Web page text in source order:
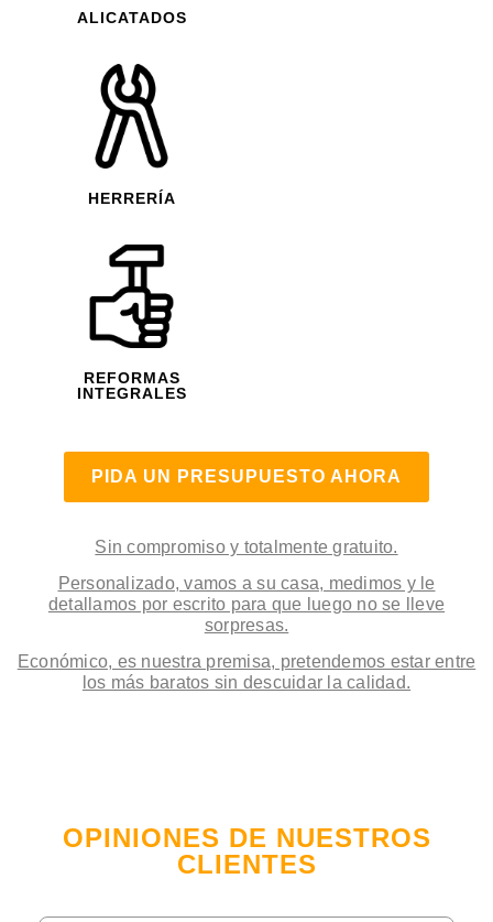
ALICATADOS
HERRERÍA
REFORMAS
INTEGRALES
PIDA UN PRESUPUESTO AHORA
Sin compromiso y totalmente gratuito.
Personalizado, vamos a su casa, medimos y le
detallamos por escrito para que luego no se lleve
sorpresas.
Económico, es nuestra premisa, pretendemos estar entre
los más baratos sin descuidar la calidad.
OPINIONES DE NUESTROS
CLIENTES